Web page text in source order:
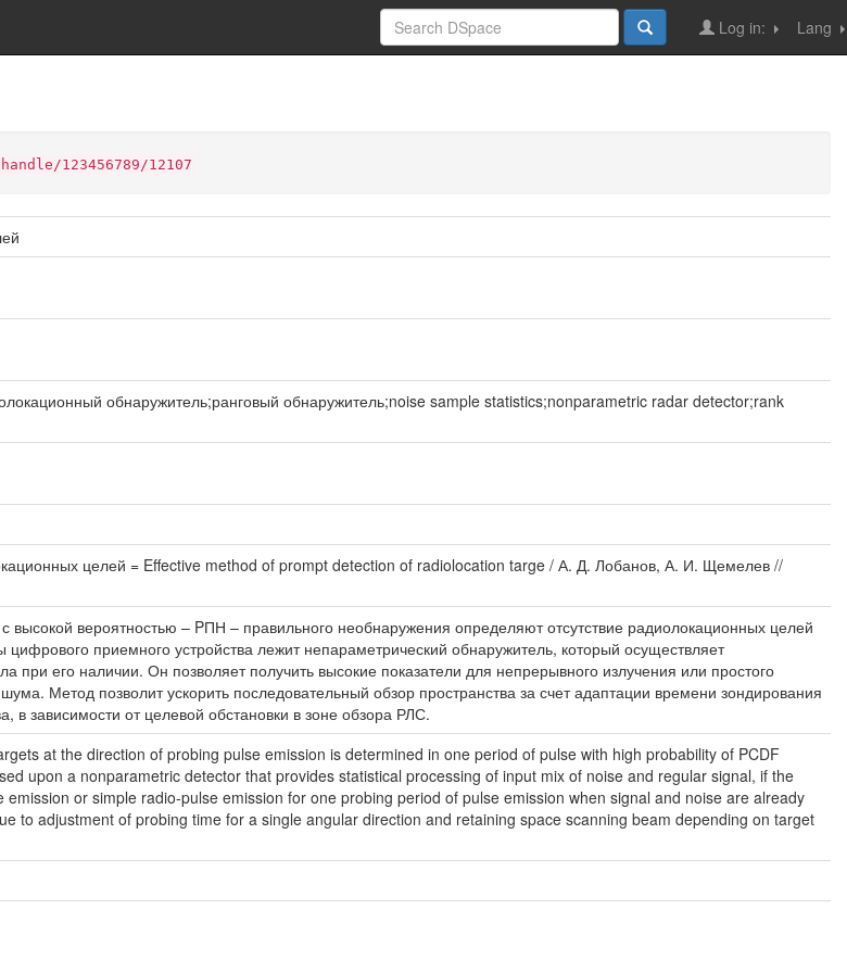
Lang
Log in:
123456789/12107
обнаружитель;ранговый обнаружитель;noise sample statistics;nonparametric radar detector;rank
целей = Effective method of prompt detection of radiolocation targe / А. Д. Лобанов, А. И. Щемелев //
вероятностью – PПН – правильного необнаружения определяют отсутствие радиолокационных целей
приемного устройства лежит непараметрический обнаружитель, который осуществляет
при его наличии. Он позволяет получить высокие показатели для непрерывного излучения или простого
Метод позволит ускорить последовательный обзор пространства за счет адаптации времени зондирования
в зависимости от целевой обстановки в зоне обзора РЛС.
at the direction of probing pulse emission is determined in one period of pulse with high probability of PCDF
upon a nonparametric detector that provides statistical processing of input mix of noise and regular signal, if the
or simple radio-pulse emission for one probing period of pulse emission when signal and noise are already
to adjustment of probing time for a single angular direction and retaining space scanning beam depending on target